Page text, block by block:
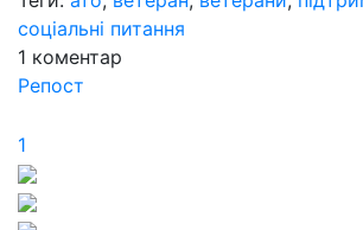
соціальні питання
1 коментар
Репост
1